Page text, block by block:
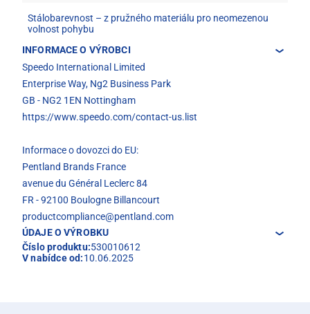
Stálobarevnost – z pružného materiálu pro neomezenou
volnost pohybu
INFORMACE O VÝROBCI
Speedo International Limited
Enterprise Way, Ng2 Business Park
GB - NG2 1EN Nottingham
https://www.speedo.com/contact-us.list
Informace o dovozci do EU:
Pentland Brands France
avenue du Général Leclerc 84
FR - 92100 Boulogne Billancourt
productcompliance@pentland.com
ÚDAJE O VÝROBKU
Číslo produktu:530010612
V nabídce od:10.06.2025